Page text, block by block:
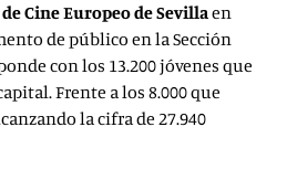
Cine Europeo de Sevillaen
de público en la Sección
con los 13.200 jóvenes que
Frente a los 8.000 que
la cifra de 27.940